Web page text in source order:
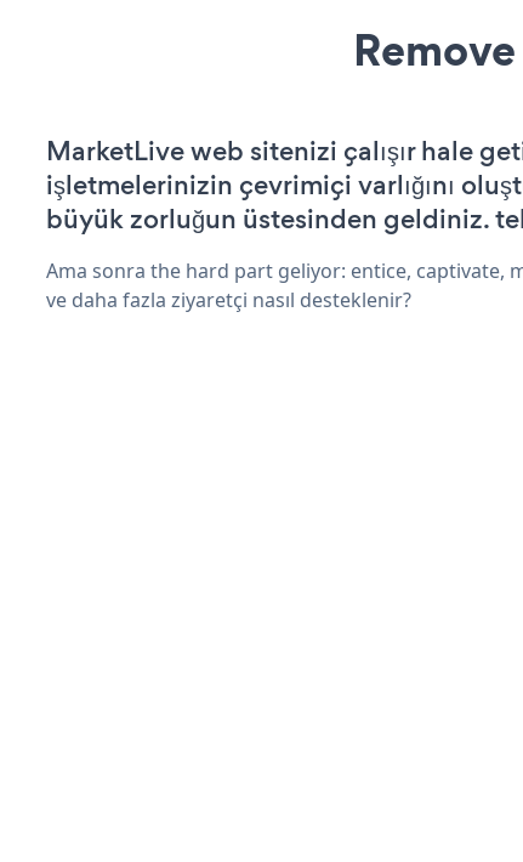
MarketLive web sitenizi çalışır hale
işletmelerinizin çevrimiçi varlığını
büyük zorluğun üstesinden geldiniz.
Ama sonra the hard part geliyor: entice, captivate,
ve daha fazla ziyaretçi nasıl desteklenir?